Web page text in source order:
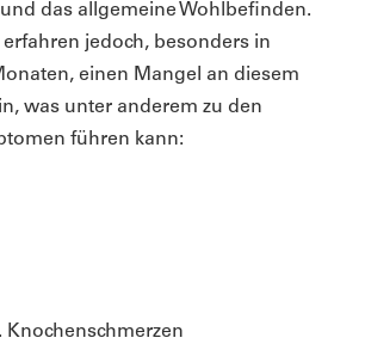
das allgemeine Wohlbefinden.
jedoch, besonders in
einen Mangel an diesem
was unter anderem zu den
führen kann:
Knochenschmerzen